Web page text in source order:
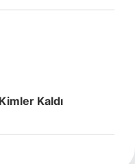
Kaldı